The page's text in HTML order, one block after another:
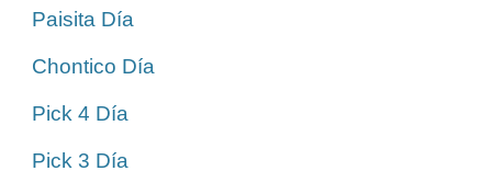
Paisita Día
Chontico Día
Pick 4 Día
Pick 3 Día